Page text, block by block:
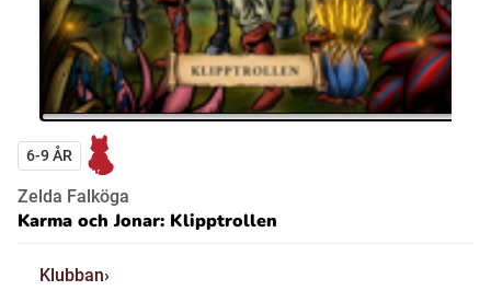
6-9 ÅR
Zelda Falköga
Karma och Jonar: Klipptrollen
Klubban